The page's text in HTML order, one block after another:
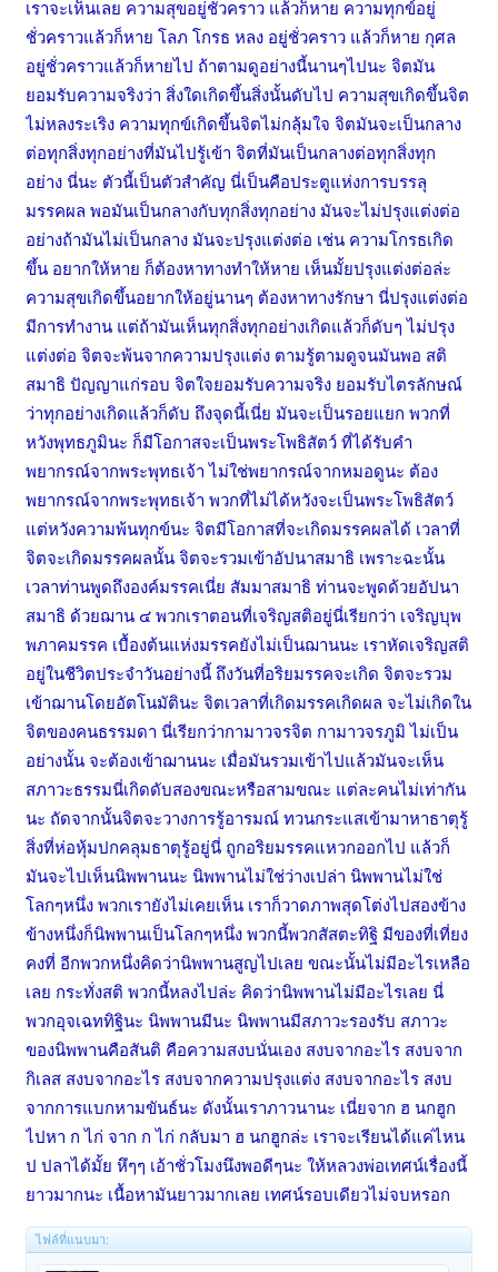
เราจะเห็นเลย ความสุขอยู่ชั่วคราว แล้วก็หาย ความทุกข์อยู่
ชั่วคราวแล้วก็หาย โลภ โกรธ หลง อยู่ชั่วคราว แล้วก็หาย กุศล
อยู่ชั่วคราวแล้วก็หายไป ถ้าตามดูอย่างนี้นานๆไปนะ จิตมัน
ยอมรับความจริงว่า สิ่งใดเกิดขึ้นสิ่งนั้นดับไป ความสุขเกิดขึ้นจิต
ไม่หลงระเริง ความทุกข์เกิดขึ้นจิตไม่กลุ้มใจ จิตมันจะเป็นกลาง
ต่อทุกสิ่งทุกอย่างที่มันไปรู้เข้า จิตที่มันเป็นกลางต่อทุกสิ่งทุก
อย่าง นี่นะ ตัวนี้เป็นตัวสำคัญ นี่เป็นคือประตูแห่งการบรรลุ
มรรคผล พอมันเป็นกลางกับทุกสิ่งทุกอย่าง มันจะไม่ปรุงแต่งต่อ
อย่างถ้ามันไม่เป็นกลาง มันจะปรุงแต่งต่อ เช่น ความโกรธเกิด
ขึ้น อยากให้หาย ก็ต้องหาทางทำให้หาย เห็นมั้ยปรุงแต่งต่อล่ะ
ความสุขเกิดขึ้นอยากให้อยู่นานๆ ต้องหาทางรักษา นี่ปรุงแต่งต่อ
มีการทำงาน แต่ถ้ามันเห็นทุกสิ่งทุกอย่างเกิดแล้วก็ดับๆ ไม่ปรุง
แต่งต่อ จิตจะพ้นจากความปรุงแต่ง ตามรู้ตามดูจนมันพอ สติ
สมาธิ ปัญญาแก่รอบ จิตใจยอมรับความจริง ยอมรับไตรลักษณ์
ว่าทุกอย่างเกิดแล้วก็ดับ ถึงจุดนี้เนี่ย มันจะเป็นรอยแยก พวกที่
หวังพุทธภูมินะ ก็มีโอกาสจะเป็นพระโพธิสัตว์ ที่ได้รับคำ
พยากรณ์จากพระพุทธเจ้า ไม่ใช่พยากรณ์จากหมอดูนะ ต้อง
พยากรณ์จากพระพุทธเจ้า พวกที่ไม่ได้หวังจะเป็นพระโพธิสัตว์
แต่หวังความพ้นทุกข์นะ จิตมีโอกาสที่จะเกิดมรรคผลได้ เวลาที่
จิตจะเกิดมรรคผลนั้น จิตจะรวมเข้าอัปนาสมาธิ เพราะฉะนั้น
เวลาท่านพูดถึงองค์มรรคเนี่ย สัมมาสมาธิ ท่านจะพูดด้วยอัปนา
สมาธิ ด้วยฌาน ๔ พวกเราตอนที่เจริญสติอยู่นี่เรียกว่า เจริญบุพ
พภาคมรรค เบื้องต้นแห่งมรรคยังไม่เป็นฌานนะ เราหัดเจริญสติ
อยู่ในชีวิตประจำวันอย่างนี้ ถึงวันที่อริยมรรคจะเกิด จิตจะรวม
เข้าฌานโดยอัตโนมัตินะ จิตเวลาที่เกิดมรรคเกิดผล จะไม่เกิดใน
จิตของคนธรรมดา นี่เรียกว่ากามาวจรจิต กามาวจรภูมิ ไม่เป็น
อย่างนั้น จะต้องเข้าฌานนะ เมื่อมันรวมเข้าไปแล้วมันจะเห็น
สภาวะธรรมนี่เกิดดับสองขณะหรือสามขณะ แต่ละคนไม่เท่ากัน
นะ ถัดจากนั้นจิตจะวางการรู้อารมณ์ ทวนกระแสเข้ามาหาธาตุรู้
สิ่งที่ห่อหุ้มปกคลุมธาตุรู้อยู่นี่ ถูกอริยมรรคแหวกออกไป แล้วก็
มันจะไปเห็นนิพพานนะ นิพพานไม่ใช่ว่างเปล่า นิพพานไม่ใช่
โลกๆหนึ่ง พวกเรายังไม่เคยเห็น เราก็วาดภาพสุดโต่งไปสองข้าง
ข้างหนึ่งก็นิพพานเป็นโลกๆหนึ่ง พวกนี้พวกสัสตะทิฐิ มีของที่เที่ยง
คงที่ อีกพวกหนึ่งคิดว่านิพพานสูญไปเลย ขณะนั้นไม่มีอะไรเหลือ
เลย กระทั่งสติ พวกนี้หลงไปล่ะ คิดว่านิพพานไม่มีอะไรเลย นี่
พวกอุจเฉททิฐินะ นิพพานมีนะ นิพพานมีสภาวะรองรับ สภาวะ
ของนิพพานคือสันติ คือความสงบนั่นเอง สงบจากอะไร สงบจาก
กิเลส สงบจากอะไร สงบจากความปรุงแต่ง สงบจากอะไร สงบ
จากการแบกหามขันธ์นะ ดังนั้นเราภาวนานะ เนี่ยจาก ฮ นกฮูก
ไปหา ก ไก่ จาก ก ไก่ กลับมา ฮ นกฮูกล่ะ เราจะเรียนได้แค่ไหน
ป ปลาได้มั้ย หึๆๆ เอ้าชั่วโมงนึงพอดีๆนะ ให้หลวงพ่อเทศน์เรื่องนี้
ยาวมากนะ เนื้อหามันยาวมากเลย เทศน์รอบเดียวไม่จบหรอก
ไฟล์ที่แนบมา: